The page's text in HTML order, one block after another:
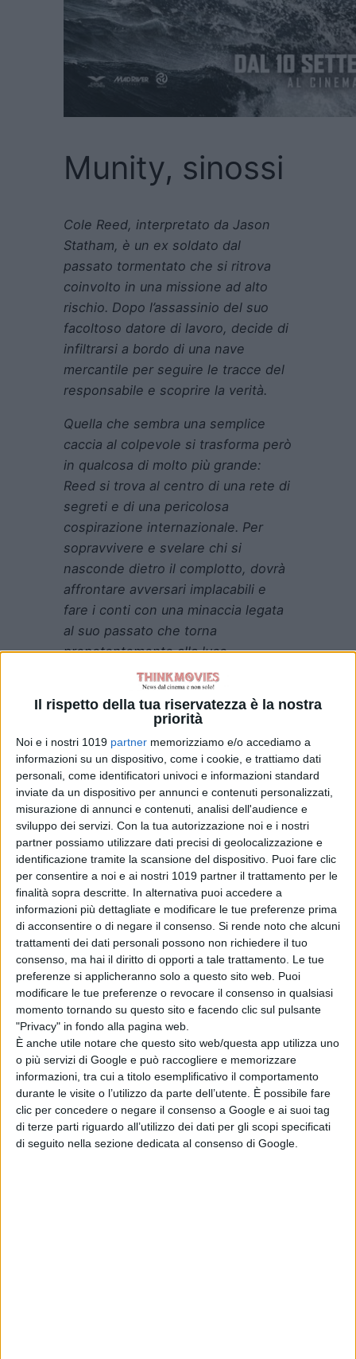
Il rispetto della tua riservatezza è la nostra
priorità
Noi e i nostri 1019 partner memorizziamo e/o accediamo a
informazioni su un dispositivo, come i cookie, e trattiamo dati
personali, come identificatori univoci e informazioni standard
inviate da un dispositivo per annunci e contenuti personalizzati,
misurazione di annunci e contenuti, analisi dell'audience e
sviluppo dei servizi. Con la tua autorizzazione noi e i nostri
partner possiamo utilizzare dati precisi di geolocalizzazione e
identificazione tramite la scansione del dispositivo. Puoi fare clic
per consentire a noi e ai nostri 1019 partner il trattamento per le
finalità sopra descritte. In alternativa puoi accedere a
informazioni più dettagliate e modificare le tue preferenze prima
di acconsentire o di negare il consenso. Si rende noto che alcuni
trattamenti dei dati personali possono non richiedere il tuo
consenso, ma hai il diritto di opporti a tale trattamento. Le tue
preferenze si applicheranno solo a questo sito web. Puoi
modificare le tue preferenze o revocare il consenso in qualsiasi
momento tornando su questo sito e facendo clic sul pulsante
"Privacy" in fondo alla pagina web.
È anche utile notare che questo sito web/questa app utilizza uno
o più servizi di Google e può raccogliere e memorizzare
informazioni, tra cui a titolo esemplificativo il comportamento
durante le visite o l’utilizzo da parte dell’utente. È possibile fare
clic per concedere o negare il consenso a Google e ai suoi tag
di terze parti riguardo all’utilizzo dei dati per gli scopi specificati
di seguito nella sezione dedicata al consenso di Google.
Munity, sinossi
Cole Reed, interpretato da Jason
Statham, è un ex soldato dal
passato tormentato che si ritrova
coinvolto in una missione ad alto
rischio. Dopo l’assassinio del suo
facoltoso datore di lavoro, decide di
infiltrarsi a bordo di una nave
mercantile per seguire le tracce del
responsabile e scoprire la verità.
Quella che sembra una semplice
caccia al colpevole si trasforma però
in qualcosa di molto più grande:
Reed si trova al centro di una rete di
segreti e di una pericolosa
cospirazione internazionale. Per
sopravvivere e svelare chi si
nasconde dietro il complotto, dovrà
affrontare avversari implacabili e
fare i conti con una minaccia legata
al suo passato che torna
prepotentemente alla luce.
PubblicatoGiugno 16, 2026 in
News cinema e film
La Redazione
Tag:
Articoli recenti
One Night Only: il
regista
comprende i
Purge
di Emanuela Giuliani
Spider-Man:
Brand New Day,
ecco come i ninja
della Mano
richiamano la